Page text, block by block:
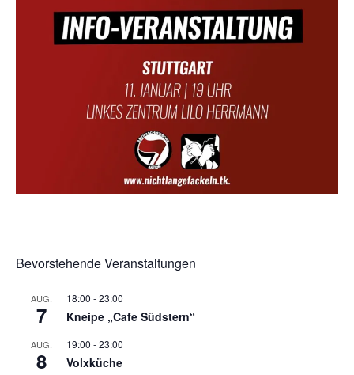
Bevorstehende Veranstaltungen
AUG.
7
18:00 -23:00
Kneipe „Cafe Südstern“
AUG.
8
19:00 -23:00
Volxküche